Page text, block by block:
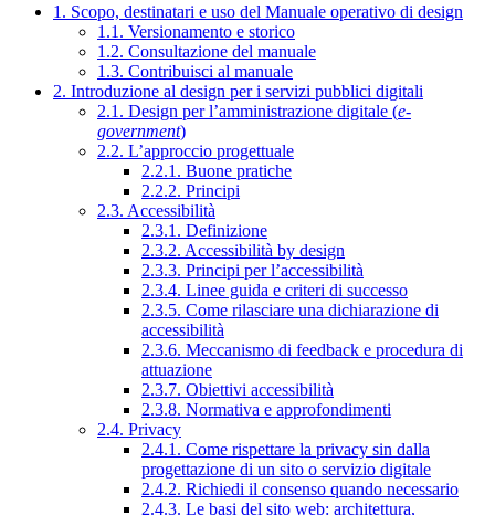
1. Scopo, destinatari e uso del Manuale operativo di design
1.1. Versionamento e storico
1.2. Consultazione del manuale
1.3. Contribuisci al manuale
2. Introduzione al design per i servizi pubblici digitali
2.1. Design per l’amministrazione digitale (e-
government)
2.2. L’approccio progettuale
2.2.1. Buone pratiche
2.2.2. Principi
2.3. Accessibilità
2.3.1. Definizione
2.3.2. Accessibilità by design
2.3.3. Principi per l’accessibilità
2.3.4. Linee guida e criteri di successo
2.3.5. Come rilasciare una dichiarazione di
accessibilità
2.3.6. Meccanismo di feedback e procedura di
attuazione
2.3.7. Obiettivi accessibilità
2.3.8. Normativa e approfondimenti
2.4. Privacy
2.4.1. Come rispettare la privacy sin dalla
progettazione di un sito o servizio digitale
2.4.2. Richiedi il consenso quando necessario
2.4.3. Le basi del sito web: architettura,